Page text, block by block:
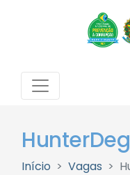
Início Vagas